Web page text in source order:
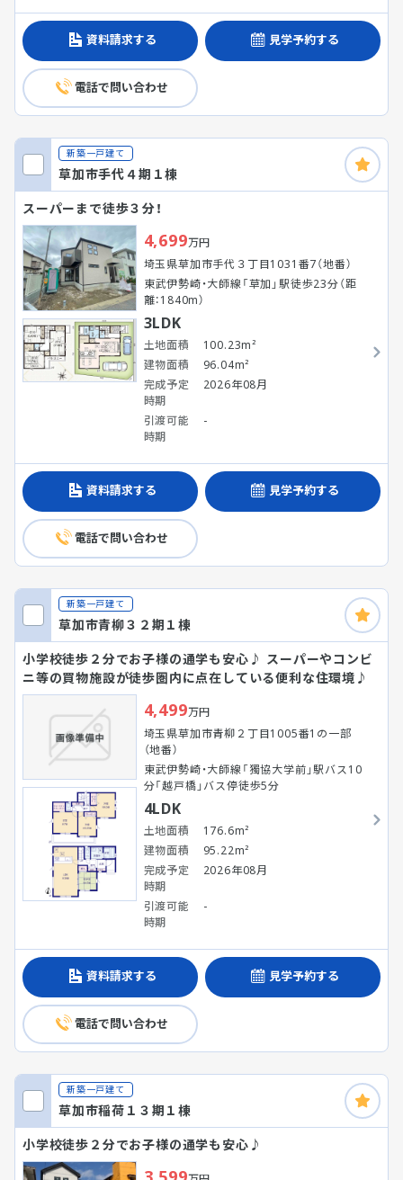
資料請求する 見学予約する
電話で問い合わせ
新築一戸建て
草加市手代４期１棟
スーパーまで徒歩３分！
4,699万円
埼玉県草加市手代３丁目1031番7（地番）
東武伊勢崎・大師線「草加」駅徒歩23分（距
離：1840m）
3LDK
土地面積
100.23m²
建物面積
96.04m²
完成予定
時期
2026年08月
引渡可能
時期
-
資料請求する 見学予約する
電話で問い合わせ
新築一戸建て
草加市青柳３２期１棟
小学校徒歩２分でお子様の通学も安心♪ スーパーやコンビ
ニ等の買物施設が徒歩圏内に点在している便利な住環境♪
4,499万円
埼玉県草加市青柳２丁目1005番1の一部
（地番）
東武伊勢崎・大師線「獨協大学前」駅バス10
分「越戸橋」バス停徒歩5分
4LDK
土地面積
176.6m²
建物面積
95.22m²
完成予定
時期
2026年08月
引渡可能
時期
-
資料請求する 見学予約する
電話で問い合わせ
新築一戸建て
草加市稲荷１３期１棟
小学校徒歩２分でお子様の通学も安心♪